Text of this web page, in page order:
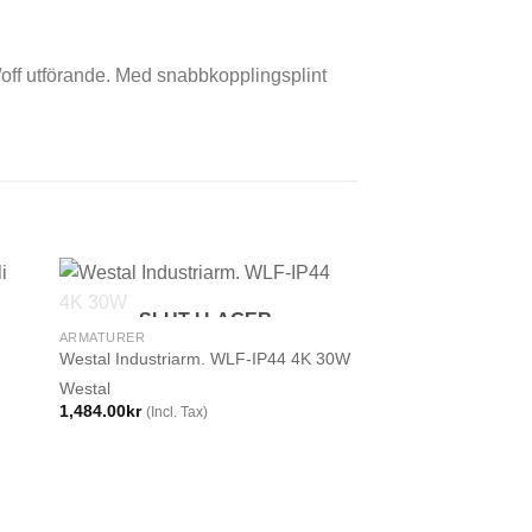
utförande. Med snabbkopplingsplint
SLUT I LAGER
ARMATURER
Westal Industriarm. WLF-IP44 4K 30W
Westal
1,484.00kr (Incl. Tax)